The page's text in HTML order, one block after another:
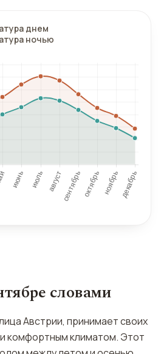
днем
ночью
словами
Австрии, принимает своих
комфортным климатом. Этот